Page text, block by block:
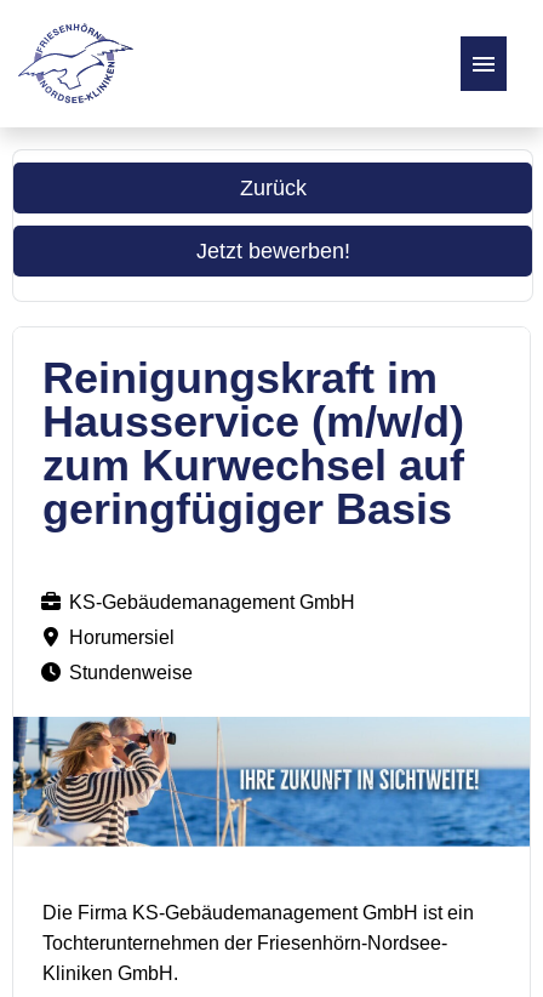
Stellenangebote
Über uns
Zurück
Jetzt bewerben!
Reinigungskraft im
Hausservice (m/w/d)
zum Kurwechsel auf
geringfügiger Basis
KS-Gebäudemanagement GmbH
Horumersiel
Stundenweise
Die Firma KS-Gebäudemanagement GmbH ist ein
Tochterunternehmen der Friesenhörn-Nordsee-
Kliniken GmbH.